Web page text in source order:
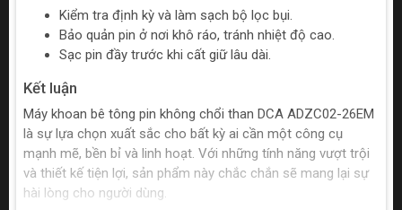
Kiểm tra định kỳ và làm sạch bộ lọc bụi.
Bảo quản pin ở nơi khô ráo, tránh nhiệt độ cao.
Sạc pin đầy trước khi cất giữ lâu dài.
Kết luận
Máy khoan bê tông pin không chổi than DCA ADZC02-26EM
là sự lựa chọn xuất sắc cho bất kỳ ai cần một công cụ
mạnh mẽ, bền bỉ và linh hoạt. Với những tính năng vượt trội
và thiết kế tiện lợi, sản phẩm này chắc chắn sẽ mang lại sự
hài lòng cho người dùng.